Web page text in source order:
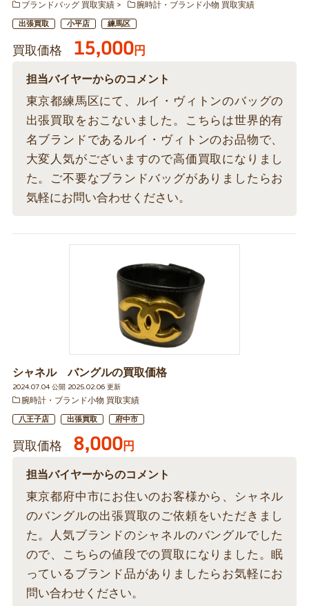
ブランドバッグ 買取実績
腕時計・ブランド小物 買取実績
出張買取 小平店 練馬区
買取価格 15,000円
担当バイヤーからのコメント
東京都練馬区にて、ルイ・ヴィトンのバッグの
出張買取をおこないました。こちらは世界的有
名ブランドであるルイ・ヴィトンのお品物で、
大変人気がございますので高価買取になりまし
た。ご不要なブランドバッグがありましたらお
気軽にお問い合わせください。
シャネル バングルの買取価格
2024.07.04 公開 2025.02.06 更新
腕時計・ブランド小物 買取実績
八王子店 出張買取 府中市
買取価格 8,000円
担当バイヤーからのコメント
東京都府中市にお住いのお客様から、シャネル
のバングルの出張買取のご依頼をいただきまし
た。人気ブランドのシャネルのバングルでした
ので、こちらの値段での買取になりました。眠
っているブランド品がありましたらお気軽にお
問い合わせください。